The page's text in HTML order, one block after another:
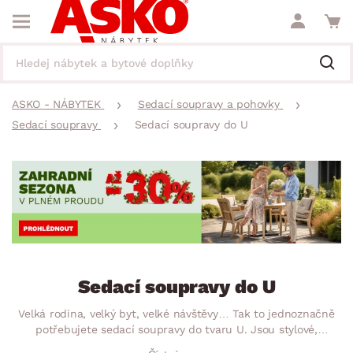
ASKO - NÁBYTEK
Sedací soupravy a pohovky
Sedací soupravy
Sedací soupravy do U
Sedací soupravy do U
Velká rodina, velký byt, velké návštěvy… Tak to jednoznačně
potřebujete sedací soupravy do tvaru U. Jsou stylové,